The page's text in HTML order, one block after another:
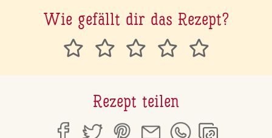
Wie gefällt dir das Rezept?
Rezept teilen